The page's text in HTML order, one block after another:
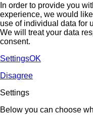
In order to provide you
experience, we would
use of individual data for
We will treat your data
consent.
SettingsOK
Disagree
Settings
Below you can choose